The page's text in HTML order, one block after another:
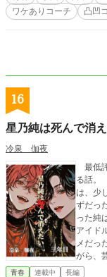
くていつも怯えている先
って手を伸ばしていれば
ッチで心拍数を管理し、
女たちが「最高のチーム
語。
ワケありコーチ
凸凹
16
星乃純は死んで消
冷泉 伽夜
最低
る話。 父親は大物タレント・母親は大物女優。 息子の純
は、少
ずだった。 ある日、父親が所属する芸能事
った純
アイド
メだっ
がら、芸能
望しな
青春 連載中 長編